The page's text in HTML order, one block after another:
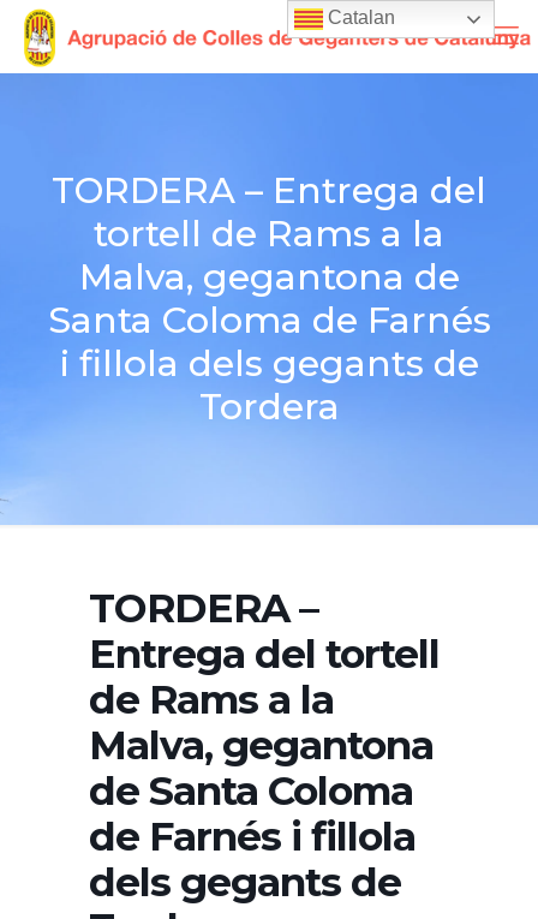
TORDERA – Entrega del
tortell de Rams a la
Malva, gegantona de
Santa Coloma de Farnés
i fillola dels gegants de
Tordera
TORDERA –
Entrega del tortell
de Rams a la
Malva, gegantona
de Santa Coloma
de Farnés i fillola
dels gegants de
Catalan